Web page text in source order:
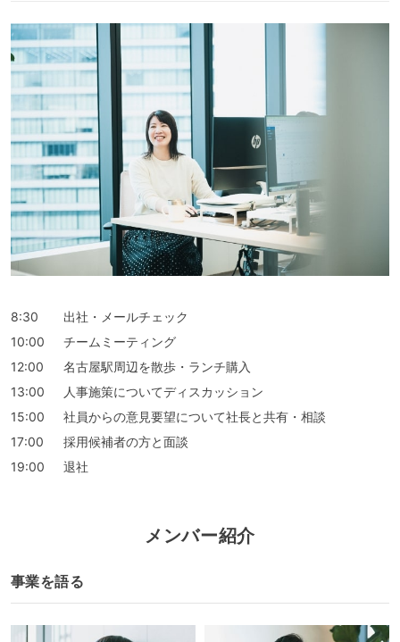
8:30
出社・メールチェック
10:00
チームミーティング
12:00
名古屋駅周辺を散歩・ランチ購入
13:00
人事施策についてディスカッション
15:00
社員からの意見要望について社長と共有・相談
17:00
採用候補者の方と面談
19:00
退社
メンバー紹介
事業を語る